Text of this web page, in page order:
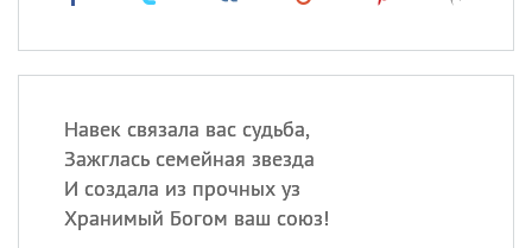
Навек связала вас судьба,
Зажглась семейная звезда
И создала из прочных уз
Хранимый Богом ваш союз!